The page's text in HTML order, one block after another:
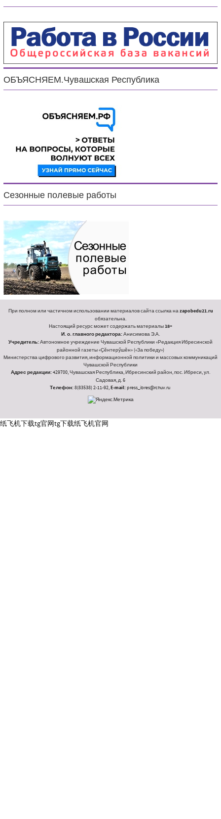
ОБЪЯСНЯЕМ.Чувашская Республика
Сезонные полевые работы
При полном или частичном использовании материалов сайта ссылка наzapobedu21.ru
обязательна.
Настоящий ресурс может содержать материалы18+
И. о. главного редактора:Анисимова Э.А.
Учредитель:Автономное учреждение Чувашской Республики «Редакция Ибресинской
районной газеты «Ҫӗнтерӳшӗн» («За победу»)
Министерства цифрового развития, информационной политики и массовых коммуникаций
Чувашской Республики
Адрес редакции:429700, Чувашская Республика, Ибресинский район, пос. Ибреси, ул.
Садовая, д. 6
Телефон:8(83538) 2-11-92,E-mail:press_ibres@rchuv.ru
纸飞机下载tg官网tg下载纸飞机官网